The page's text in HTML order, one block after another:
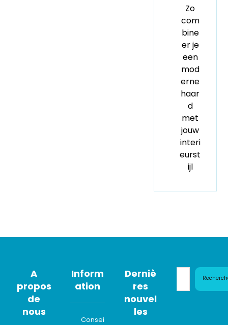
Zo
com
bine
er je
een
mod
erne
haar
d
met
jouw
interi
eurst
ijl
A
propos
de
nous
Inform
ation
Consei
Derniè
res
nouvel
les